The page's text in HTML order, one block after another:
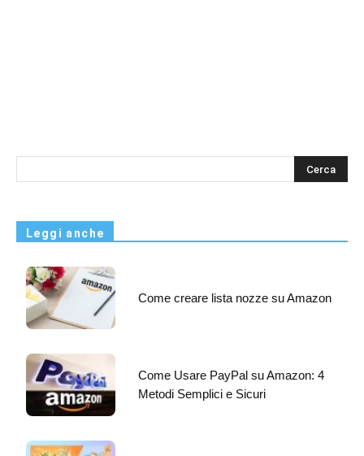
s
Leggi anche
Come creare lista nozze su Amazon
Come Usare PayPal su Amazon: 4
Metodi Semplici e Sicuri